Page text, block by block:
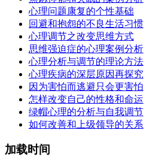
心理问题康复的个性基础
回避和抱怨的不良生活习惯
心理调节之改变思维方式
思维强迫症的心理案例分析
心理分析与调节的理论方法
心理疾病的深层原因再探究
因为害怕而逃避只会更害怕
怎样改变自己的性格和命运
绿帽心理的分析与自我调节
如何改善和上级领导的关系
加载时间